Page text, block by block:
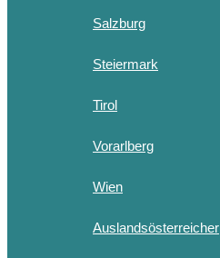
Salzburg
Steiermark
Tirol
Vorarlberg
Wien
Auslandsösterreicher